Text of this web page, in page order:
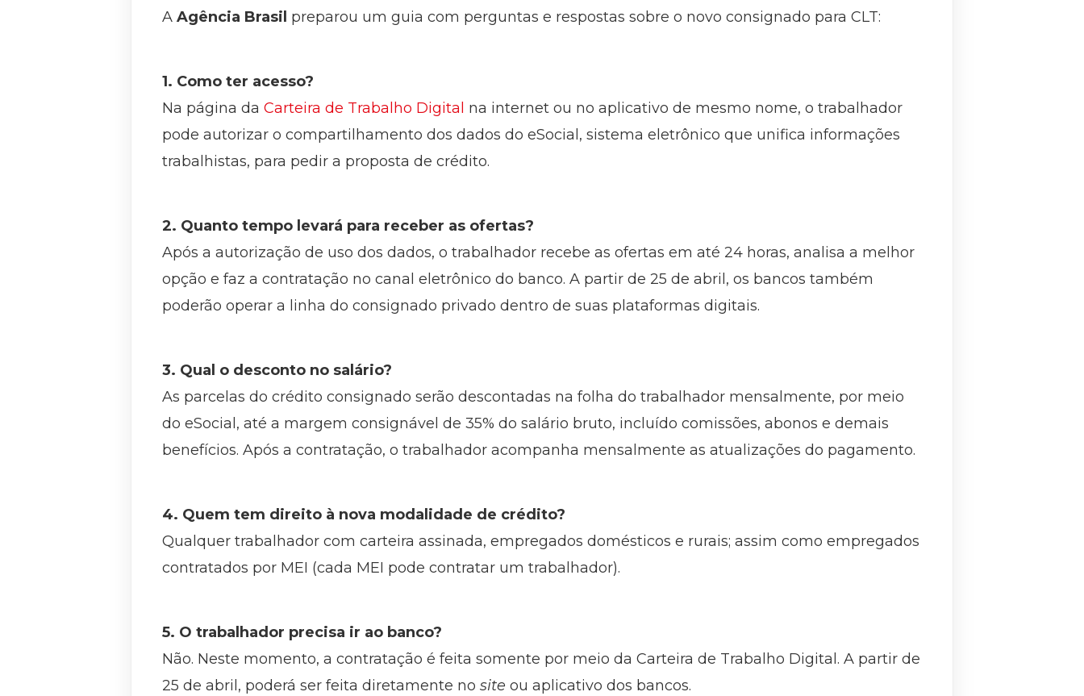
A Agência Brasil preparou um guia com perguntas e respostas sobre o novo consignado para CLT:
1. Como ter acesso?
Na página da Carteira de Trabalho Digital na internet ou no aplicativo de mesmo nome, o trabalhador
pode autorizar o compartilhamento dos dados do eSocial, sistema eletrônico que unifica informações
trabalhistas, para pedir a proposta de crédito.
2. Quanto tempo levará para receber as ofertas?
Após a autorização de uso dos dados, o trabalhador recebe as ofertas em até 24 horas, analisa a melhor
opção e faz a contratação no canal eletrônico do banco. A partir de 25 de abril, os bancos também
poderão operar a linha do consignado privado dentro de suas plataformas digitais.
3. Qual o desconto no salário?
As parcelas do crédito consignado serão descontadas na folha do trabalhador mensalmente, por meio
do eSocial, até a margem consignável de 35% do salário bruto, incluído comissões, abonos e demais
benefícios. Após a contratação, o trabalhador acompanha mensalmente as atualizações do pagamento.
4. Quem tem direito à nova modalidade de crédito?
Qualquer trabalhador com carteira assinada, empregados domésticos e rurais; assim como empregados
contratados por MEI (cada MEI pode contratar um trabalhador).
5. O trabalhador precisa ir ao banco?
Não. Neste momento, a contratação é feita somente por meio da Carteira de Trabalho Digital. A partir de
25 de abril, poderá ser feita diretamente no site ou aplicativo dos bancos.